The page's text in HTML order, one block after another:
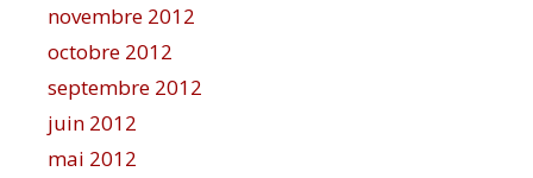
novembre 2012
octobre 2012
septembre 2012
juin 2012
mai 2012